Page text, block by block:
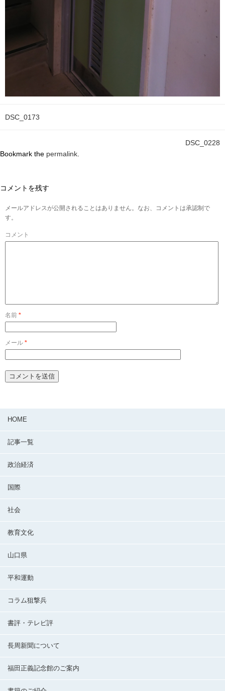
DSC_0173
DSC_0228
Bookmark the permalink
コメントを残す
メールアドレスが公開されることはありません。なお、コメントは承認制で
す。
コメント
名前 *
メール *
HOME
記事一覧
政治経済
国際
社会
教育文化
山口県
平和運動
コラム狙撃兵
書評・テレビ評
長周新聞について
福田正義記念館のご案内